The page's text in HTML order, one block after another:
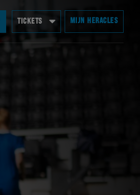
TICKETS MIJN HERACLES